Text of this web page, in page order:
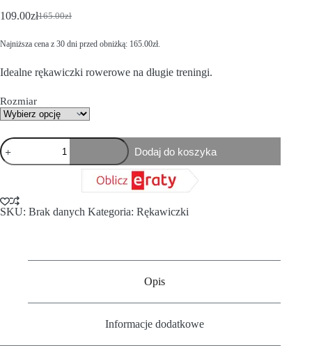
165.00zł
109.00zł
Najniższa cena z 30 dni przed obniżką: 165.00zł.
Idealne rękawiczki rowerowe na długie treningi.
Rozmiar
Dodaj do koszyka
SKU: Brak danych Kategoria: Rękawiczki
Opis
Informacje dodatkowe